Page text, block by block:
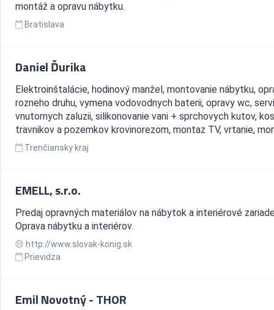
montáž a opravu nábytku.
Bratislava
Daniel Ďurika
Elektroinštalácie, hodinový manžel, montovanie nábytku,
rozneho druhu, vymena vodovodnych baterii, opravy wc,
vnutornych zaluzii, silikonovanie vani + sprchovych kutov,
travnikov a pozemkov krovinorezom, montaz TV, vrtanie,
Trenčiansky kraj
EMELL, s.r.o.
Predaj opravných materiálov na nábytok a interiérové
Oprava nábytku a interiérov.
http://www.slovak-konig.sk
Prievidza
Emil Novotný - THOR